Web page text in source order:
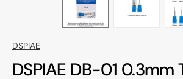
DSPIAE
DSPIAE DB-01 0.3mm